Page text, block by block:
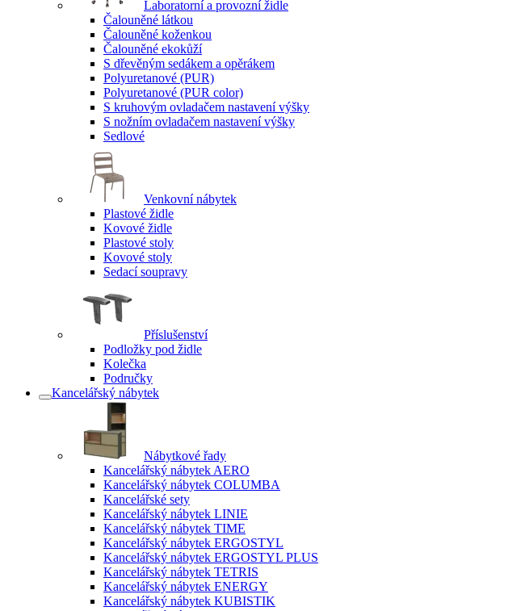
Laboratorní a provozní židle
Čalouněné látkou
Čalouněné koženkou
Čalouněné ekokůží
S dřevěným sedákem a opěrákem
Polyuretanové (PUR)
Polyuretanové (PUR color)
S kruhovým ovladačem nastavení výšky
S nožním ovladačem nastavení výšky
Sedlové
Venkovní nábytek
Plastové židle
Kovové židle
Plastové stoly
Kovové stoly
Sedací soupravy
Příslušenství
Podložky pod židle
Kolečka
Područky
Kancelářský nábytek
Nábytkové řady
Kancelářský nábytek AERO
Kancelářský nábytek COLUMBA
Kancelářské sety
Kancelářský nábytek LINIE
Kancelářský nábytek TIME
Kancelářský nábytek ERGOSTYL
Kancelářský nábytek ERGOSTYL PLUS
Kancelářský nábytek TETRIS
Kancelářský nábytek ENERGY
Kancelářský nábytek KUBISTIK